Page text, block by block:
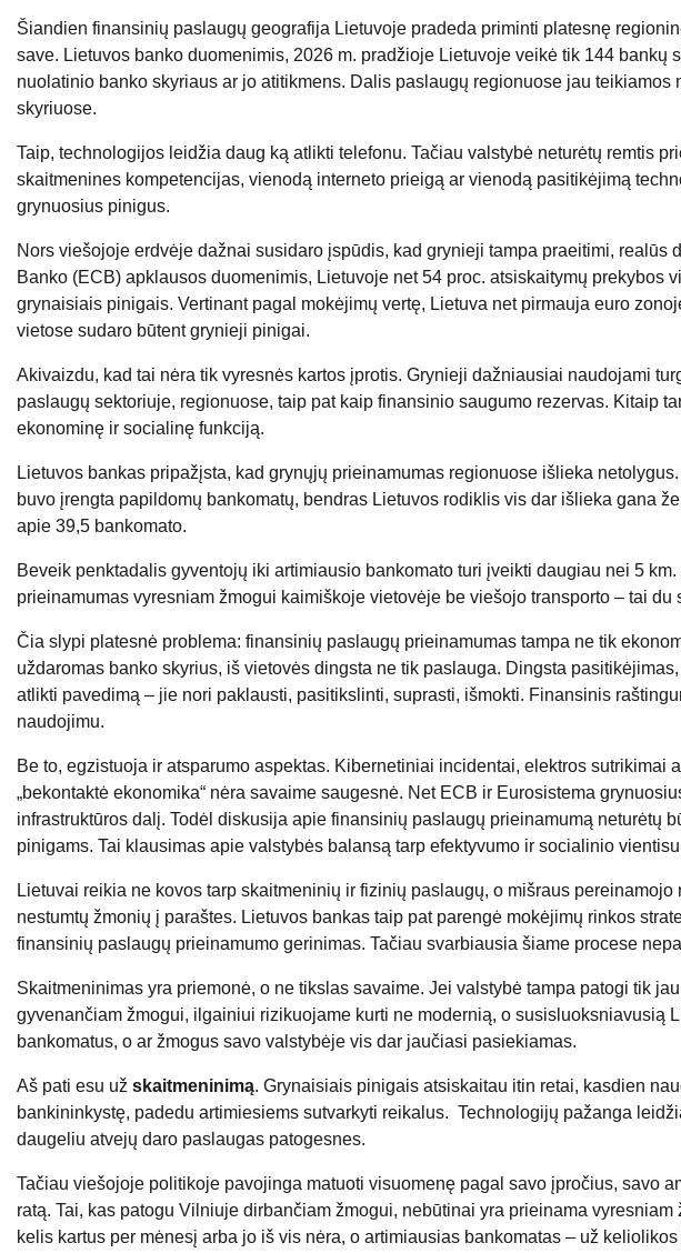
Šiandien finansinių paslaugų geografija Lietuvoje pradeda priminti platesnę
save. Lietuvos banko duomenimis, 2026 m. pradžioje Lietuvoje veikė tik 144 bankų
nuolatinio banko skyriaus ar jo atitikmens. Dalis paslaugų regionuose jau
skyriuose.
Taip, technologijos leidžia daug ką atlikti telefonu. Tačiau valstybė neturėtų remtis
skaitmenines kompetencijas, vienodą interneto prieigą ar vienodą pasitikėjimą
grynuosius pinigus.
Nors viešojoje erdvėje dažnai susidaro įspūdis, kad grynieji tampa praeitimi, realūs
Banko (ECB) apklausos duomenimis, Lietuvoje net 54 proc. atsiskaitymų prekybos
grynaisiais pinigais. Vertinant pagal mokėjimų vertę, Lietuva net pirmauja euro
vietose sudaro būtent grynieji pinigai.
Akivaizdu, kad tai nėra tik vyresnės kartos įprotis. Grynieji dažniausiai naudojami
paslaugų sektoriuje, regionuose, taip pat kaip finansinio saugumo rezervas. Kitaip
ekonominę ir socialinę funkciją.
Lietuvos bankas pripažįsta, kad grynųjų prieinamumas regionuose išlieka
buvo įrengta papildomų bankomatų, bendras Lietuvos rodiklis vis dar išlieka gana
apie 39,5 bankomato.
Beveik penktadalis gyventojų iki artimiausio bankomato turi įveikti daugiau nei 5
prieinamumas vyresniam žmogui kaimiškoje vietovėje be viešojo transporto – tai du
Čia slypi platesnė problema: finansinių paslaugų prieinamumas tampa ne tik
uždaromas banko skyrius, iš vietovės dingsta ne tik paslauga. Dingsta
atlikti pavedimą – jie nori paklausti, pasitikslinti, suprasti, išmokti. Finansinis
naudojimu.
Be to, egzistuoja ir atsparumo aspektas. Kibernetiniai incidentai, elektros sutrikimai
„bekontaktė ekonomika“ nėra savaime saugesnė. Net ECB ir Eurosistema
infrastruktūros dalį. Todėl diskusija apie finansinių paslaugų prieinamumą neturėtų
pinigams. Tai klausimas apie valstybės balansą tarp efektyvumo ir socialinio
Lietuvai reikia ne kovos tarp skaitmeninių ir fizinių paslaugų, o mišraus
nestumtų žmonių į paraštes. Lietuvos bankas taip pat parengė mokėjimų rinkos
finansinių paslaugų prieinamumo gerinimas. Tačiau svarbiausia šiame procese
Skaitmeninimas yra priemonė, o ne tikslas savaime. Jei valstybė tampa patogi tik
gyvenančiam žmogui, ilgainiui rizikuojame kurti ne modernią, o susisluoksniavusią
bankomatus, o ar žmogus savo valstybėje vis dar jaučiasi pasiekiamas.
Aš pati esu už skaitmeninimą. Grynaisiais pinigais atsiskaitau itin retai, kasdien
bankininkystę, padedu artimiesiems sutvarkyti reikalus. Technologijų pažanga
daugeliu atvejų daro paslaugas patogesnes.
Tačiau viešojoje politikoje pavojinga matuoti visuomenę pagal savo įpročius, savo
ratą. Tai, kas patogu Vilniuje dirbančiam žmogui, nebūtinai yra prieinama
kelis kartus per mėnesį arba jo iš vis nėra, o artimiausias bankomatas – už